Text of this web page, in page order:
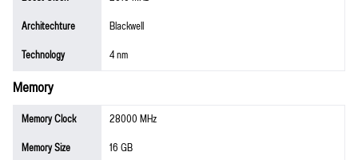
Architechture
Blackwell
Technology
4 nm
Memory
Memory Clock
28000 MHz
Memory Size
16 GB